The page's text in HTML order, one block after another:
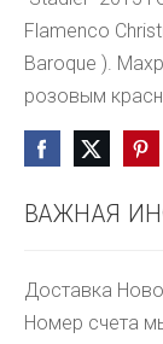
ВАЖНАЯ
Доставка
Номер счета
Flamenco
Baroque ).
розовым